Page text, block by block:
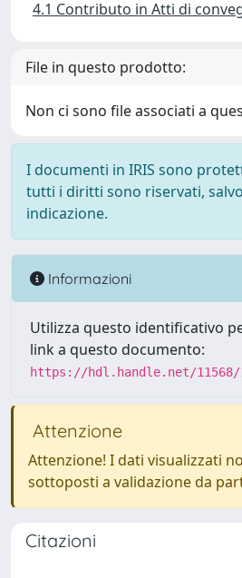
4.1 Contributo in Atti di
File in questo prodotto:
Non ci sono file associati a
I documenti in IRIS sono
tutti i diritti sono riservati,
indicazione.
Informazioni
Utilizza questo identificativo
link a questo documento:
https://hdl.handle.net/11568/
Attenzione
Attenzione! I dati visualizzati
sottoposti a validazione da
Citazioni